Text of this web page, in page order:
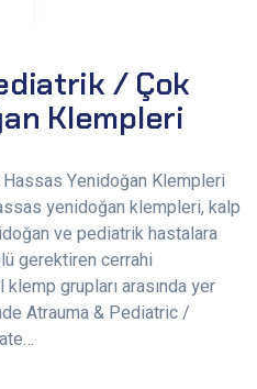
/ Çok
Klempleri
Yenidoğan Klempleri
yenidoğan klempleri, kalp
ve pediatrik hastalara
gerektiren cerrahi
grupları arasında yer
Atrauma & Pediatric /